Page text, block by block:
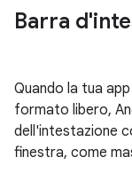
Barra
Quando la tua
formato libero,
dell'intestazione
finestra, come